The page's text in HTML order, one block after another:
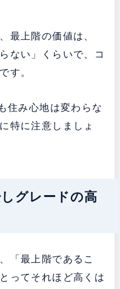
最上階の価値は、
ない」くらいで、コ
す。
住み心地は変わらな
特に注意しましょ
グレードの高
「最上階であるこ
ってそれほど高くは